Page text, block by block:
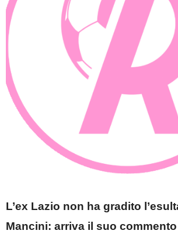
L’ex Lazio non ha gradito
Mancini: arriva il suo